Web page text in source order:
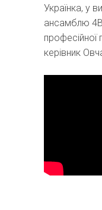
Українка, у
ансамблю 4В
професійної
керівник